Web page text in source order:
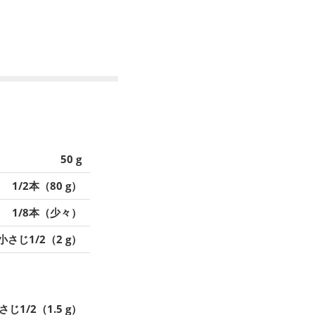
50 g
1/2本（80 g）
1/8本（少々）
さじ1/2（2 g）
じ1/2（1.5 g）